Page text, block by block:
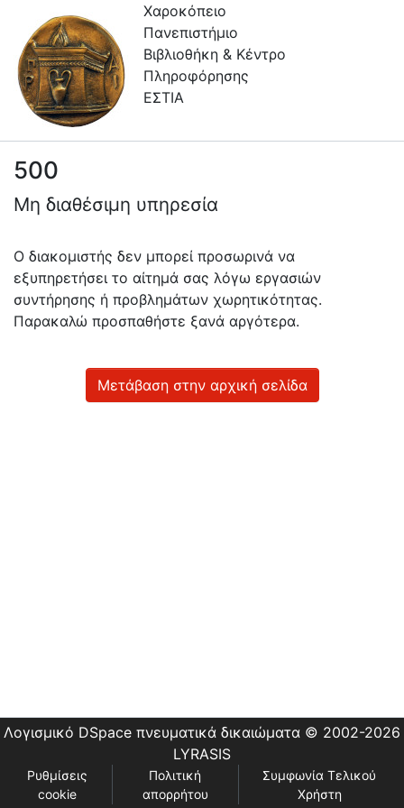
Χαροκόπειο
Πανεπιστήμιο
Βιβλιοθήκη & Κέντρο
Πληροφόρησης
ΕΣΤΙΑ
Πληροφορίες
Επικοινωνία
Υπηρεσίες
Αυτοαπόθεσης
Ανοιχτά
Δεδομένα
500
Μη διαθέσιμη υπηρεσία
Ο διακομιστής δεν μπορεί προσωρινά να
εξυπηρετήσει το αίτημά σας λόγω εργασιών
συντήρησης ή προβλημάτων χωρητικότητας.
Παρακαλώ προσπαθήστε ξανά αργότερα.
Μετάβαση στην αρχική σελίδα
Λογισμικό DSpace πνευματικά δικαιώματα © 2002-2026
LYRASIS
Ρυθμίσεις
cookie
Πολιτική
απορρήτου
Συμφωνία Τελικού
Χρήστη